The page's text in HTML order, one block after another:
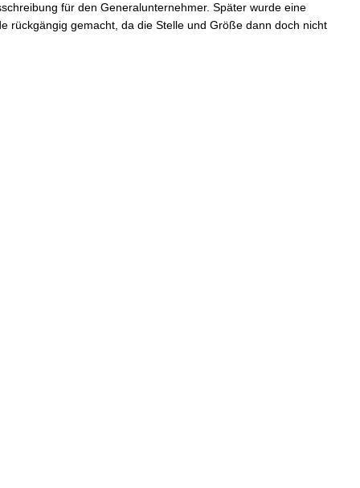
für den Generalunternehmer. Später wurde eine
rückgängig gemacht, da die Stelle und Größe dann doch nicht